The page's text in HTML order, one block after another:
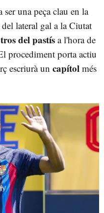
una peça clau en la
lateral gal a la Ciutat
del pastís a l'hora de
procediment porta actiu
escriurà un capítol més